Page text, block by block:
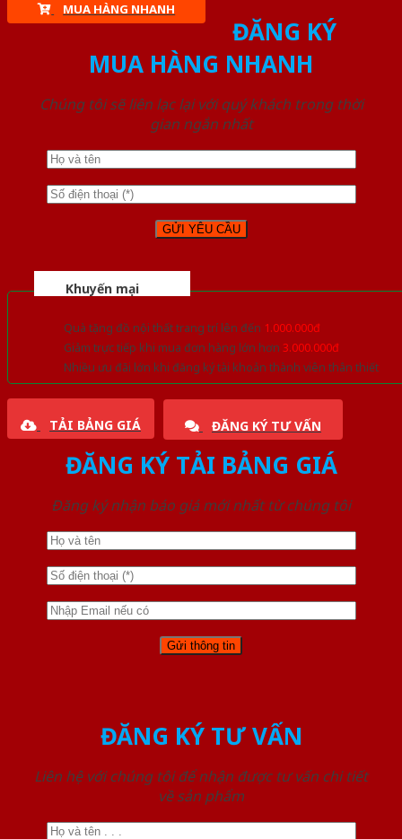
MUA HÀNG NHANH
ĐĂNG KÝ
MUA HÀNG NHANH
Chúng tôi sẽ liên lạc lại với quý khách trong thời
gian ngắn nhất
Khuyến mại
Quà tặng đồ nội thất trang trí lên đến 1.000.000đ
Giảm trực tiếp khi mua đơn hàng lớn hơn 3.000.000đ
Nhiều ưu đãi lớn khi đăng ký tài khoản thành viên thân thiết
TẢI BẢNG GIÁ ĐĂNG KÝ TƯ VẤN
ĐĂNG KÝ TẢI BẢNG GIÁ
Đăng ký nhận báo giá mới nhất từ chúng tôi
ĐĂNG KÝ TƯ VẤN
Liên hệ với chúng tôi để nhận được tư vấn chi tiết
về sản phẩm